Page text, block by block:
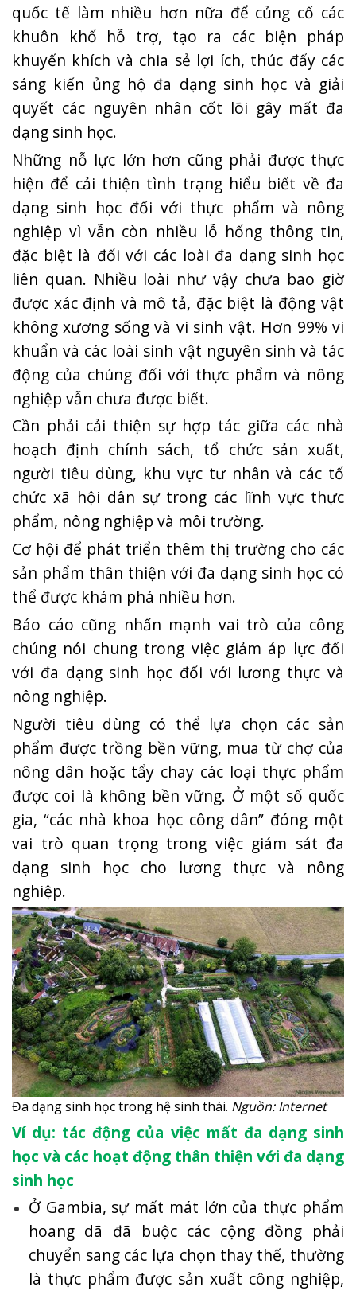
quốc tế làm nhiều hơn nữa để củng cố các
khuôn khổ hỗ trợ, tạo ra các biện pháp
khuyến khích và chia sẻ lợi ích, thúc đẩy các
sáng kiến ủng hộ đa dạng sinh học và giải
quyết các nguyên nhân cốt lõi gây mất đa
dạng sinh học.
Những nỗ lực lớn hơn cũng phải được thực
hiện để cải thiện tình trạng hiểu biết về đa
dạng sinh học đối với thực phẩm và nông
nghiệp vì vẫn còn nhiều lỗ hổng thông tin,
đặc biệt là đối với các loài đa dạng sinh học
liên quan. Nhiều loài như vậy chưa bao giờ
được xác định và mô tả, đặc biệt là động vật
không xương sống và vi sinh vật. Hơn 99% vi
khuẩn và các loài sinh vật nguyên sinh và tác
động của chúng đối với thực phẩm và nông
nghiệp vẫn chưa được biết.
Cần phải cải thiện sự hợp tác giữa các nhà
hoạch định chính sách, tổ chức sản xuất,
người tiêu dùng, khu vực tư nhân và các tổ
chức xã hội dân sự trong các lĩnh vực thực
phẩm, nông nghiệp và môi trường.
Cơ hội để phát triển thêm thị trường cho các
sản phẩm thân thiện với đa dạng sinh học có
thể được khám phá nhiều hơn.
Báo cáo cũng nhấn mạnh vai trò của công
chúng nói chung trong việc giảm áp lực đối
với đa dạng sinh học đối với lương thực và
nông nghiệp.
Người tiêu dùng có thể lựa chọn các sản
phẩm được trồng bền vững, mua từ chợ của
nông dân hoặc tẩy chay các loại thực phẩm
được coi là không bền vững. Ở một số quốc
gia, “các nhà khoa học công dân” đóng một
vai trò quan trọng trong việc giám sát đa
dạng sinh học cho lương thực và nông
nghiệp.
Đa dạng sinh học trong hệ sinh thái. Nguồn: Internet
Ví dụ: tác động của việc mất đa dạng sinh
học và các hoạt động thân thiện với đa dạng
sinh học
Ở Gambia, sự mất mát lớn của thực phẩm
hoang dã đã buộc các cộng đồng phải
chuyển sang các lựa chọn thay thế, thường
là thực phẩm được sản xuất công nghiệp,